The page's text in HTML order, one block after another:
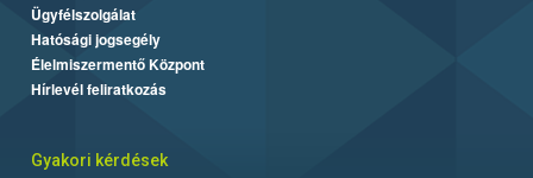
Ügyfélszolgálat
Hatósági jogsegély
Élelmiszermentő Központ
Hírlevél feliratkozás
Gyakori kérdések